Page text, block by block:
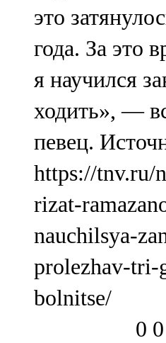
это
года. За это
я научился
ходить», —
певец.
https://tnv.ru/
rizat-
nauchilsya-
prolezhav-tri-
bolnitse/
0 0